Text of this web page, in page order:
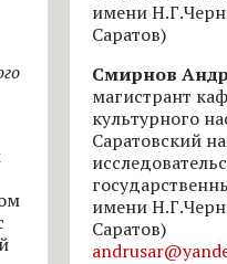
имени
Саратов)
Смирнов
магистрант
культурного
Саратовский
имени
Саратов)